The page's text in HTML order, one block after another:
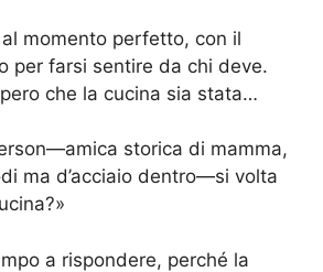
momento perfetto, con il
per farsi sentire da chi deve.
che la cucina sia stata…
storica di mamma,
ma d’acciaio dentro—si volta
a rispondere, perché la